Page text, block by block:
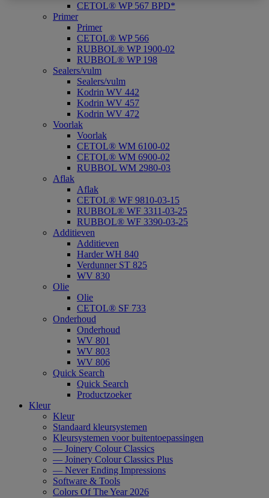
CETOL® WP 567 BPD*
Primer
Primer
CETOL® WP 566
RUBBOL® WP 1900-02
RUBBOL® WP 198
Sealers/vulm
Sealers/vulm
Kodrin WV 442
Kodrin WV 457
Kodrin WV 472
Voorlak
Voorlak
CETOL® WM 6100-02
CETOL® WM 6900-02
RUBBOL WM 2980-03
Aflak
Aflak
CETOL® WF 9810-03-15
RUBBOL® WF 3311-03-25
RUBBOL® WF 3390-03-25
Additieven
Additieven
Harder WH 840
Verdunner ST 825
WV 830
Olie
Olie
CETOL® SF 733
Onderhoud
Onderhoud
WV 801
WV 803
WV 806
Quick Search
Quick Search
Productzoeker
Kleur
Kleur
Standaard kleursystemen
Kleursystemen voor buitentoepassingen
— Joinery Colour Classics
— Joinery Colour Classics Plus
— Never Ending Impressions
Software & Tools
Colors Of The Year 2026